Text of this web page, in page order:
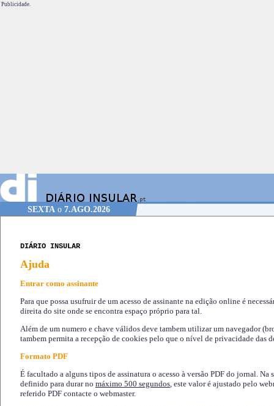
Publicidade.
SEXTA o 7.AGO.2026
DIÁRIO INSULAR
Ajuda
Entrar como assinante
Para que possa usufruir de um acesso de assinante na edição online é
direita do site onde se encontra espaço próprio para tal.
Além de um numero e chave válidos deve tambem utilizar um navegador
tambem permita a recepção de cookies pelo que o nível de privacidade das
Formato PDF
É facultado a alguns tipos de assinatura o acesso à versão PDF do jornal. Na
definido para durar no máximo 500 segundos, este valor é ajustado pelo
referido PDF contacte o webmaster.